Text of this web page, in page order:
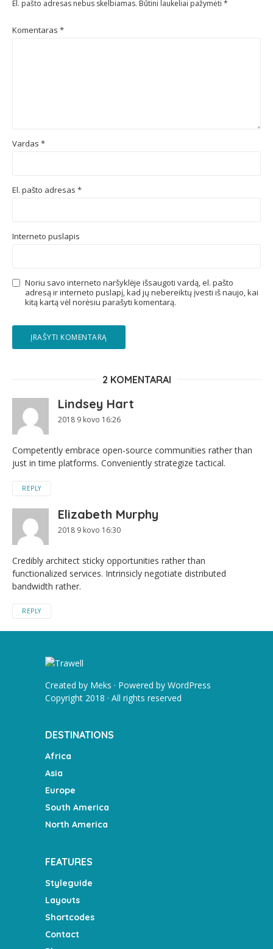
El. pašto adresas nebus skelbiamas. Būtini laukeliai pažymėti *
Komentaras *
Vardas *
El. pašto adresas *
Interneto puslapis
Noriu savo interneto naršyklėje išsaugoti vardą, el. pašto
adresą ir interneto puslapį, kad jų nebereiktų įvesti iš naujo, kai
kitą kartą vėl norėsiu parašyti komentarą.
2 KOMENTARAI
Lindsey Hart
2018 9 kovo 16:26
Competently embrace open-source communities rather than
just in time platforms. Conveniently strategize tactical.
REPLY
Elizabeth Murphy
2018 9 kovo 16:30
Credibly architect sticky opportunities rather than
functionalized services. Intrinsicly negotiate distributed
bandwidth rather.
REPLY
Created by Meks · Powered by WordPress
Copyright 2018 · All rights reserved
DESTINATIONS
Africa
Asia
Europe
South America
North America
FEATURES
Styleguide
Layouts
Shortcodes
Contact